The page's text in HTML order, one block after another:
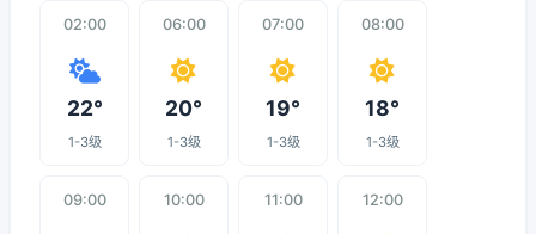
02:00
22°
1-3级
06:00
20°
1-3级
07:00
19°
1-3级
08:00
18°
1-3级
09:00 10:00 11:00 12:00